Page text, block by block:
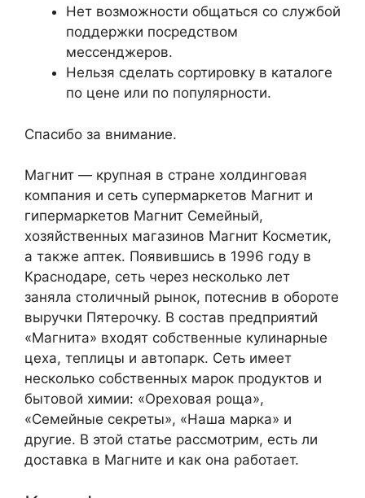
Нет возможности общаться со службой
поддержки посредством
мессенджеров.
Нельзя сделать сортировку в каталоге
по цене или по популярности.
Спасибо за внимание.
Магнит — крупная в стране холдинговая
компания и сеть супермаркетов Магнит и
гипермаркетов Магнит Семейный,
хозяйственных магазинов Магнит Косметик,
а также аптек. Появившись в 1996 году в
Краснодаре, сеть через несколько лет
заняла столичный рынок, потеснив в обороте
выручки Пятерочку. В состав предприятий
«Магнита» входят собственные кулинарные
цеха, теплицы и автопарк. Сеть имеет
несколько собственных марок продуктов и
бытовой химии: «Ореховая роща»,
«Семейные секреты», «Наша марка» и
другие. В этой статье рассмотрим, есть ли
доставка в Магните и как она работает.